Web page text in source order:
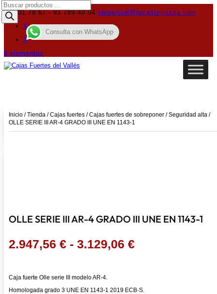
619 01 78 67 - 93 789 40 04 comercial@arcasterrassa.com
X
X
0 elementos
Búsqueda
de
productos
Inicio /Tienda /Cajas fuertes /Cajas fuertes de sobreponer /Seguridad alta /
OLLE SERIE III AR-4 GRADO III UNE EN 1143-1
OLLE SERIE III AR-4 GRADO III UNE EN 1143-1
2.947,56 € - 3.129,06 €Rango
desde
Caja fuerte Olle serie III modelo AR-4.
Homologada grado 3 UNE EN 1143-1 2019 ECB·S.
Consulta con WhatsApp